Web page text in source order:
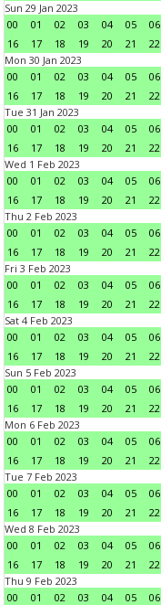
Sun 29 Jan 2023
00
01 02 03 04 05 06
16
17 18 19 20 21 22
Mon 30 Jan 2023
00
01 02 03 04 05 06
16
17 18 19 20 21 22
Tue 31 Jan 2023
00
01 02 03 04 05 06
16
17 18 19 20 21 22
Wed 1 Feb 2023
00
01 02 03 04 05 06
16
17 18 19 20 21 22
Thu 2 Feb 2023
00
01 02 03 04 05 06
16
17 18 19 20 21 22
Fri 3 Feb 2023
00
01 02 03 04 05 06
16
17 18 19 20 21 22
Sat 4 Feb 2023
00
01 02 03 04 05 06
16
17 18 19 20 21 22
Sun 5 Feb 2023
00
01 02 03 04 05 06
16
17 18 19 20 21 22
Mon 6 Feb 2023
00
01 02 03 04 05 06
16
17 18 19 20 21 22
Tue 7 Feb 2023
00
01 02 03 04 05 06
16
17 18 19 20 21 22
Wed 8 Feb 2023
00
01 02 03 04 05 06
16
17 18 19 20 21 22
Thu 9 Feb 2023
00
01 02 03 04 05 06